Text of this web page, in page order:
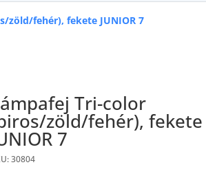
zöld/fehér), fekete JUNIOR 7
Tri-color
zöld/fehér), fekete
7
30804